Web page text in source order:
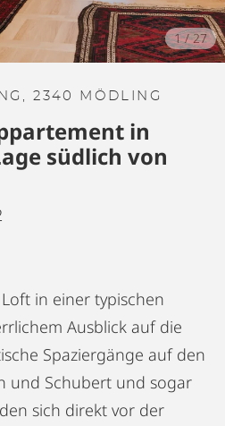
1/27
2340 MÖDLING
in
südlich von
in einer typischen
Ausblick auf die
Spaziergänge auf den
und Schubert und sogar
sich direkt vor der